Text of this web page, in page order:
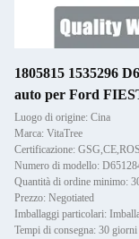
1805815 1535296
auto per Ford
Luogo di origine: Cina
Marca: VitaTree
Certificazione:
Numero di modello:
Quantità di ordine minimo:
Prezzo: Negotiated
Imballaggi particolari:
Tempi di consegna: 30